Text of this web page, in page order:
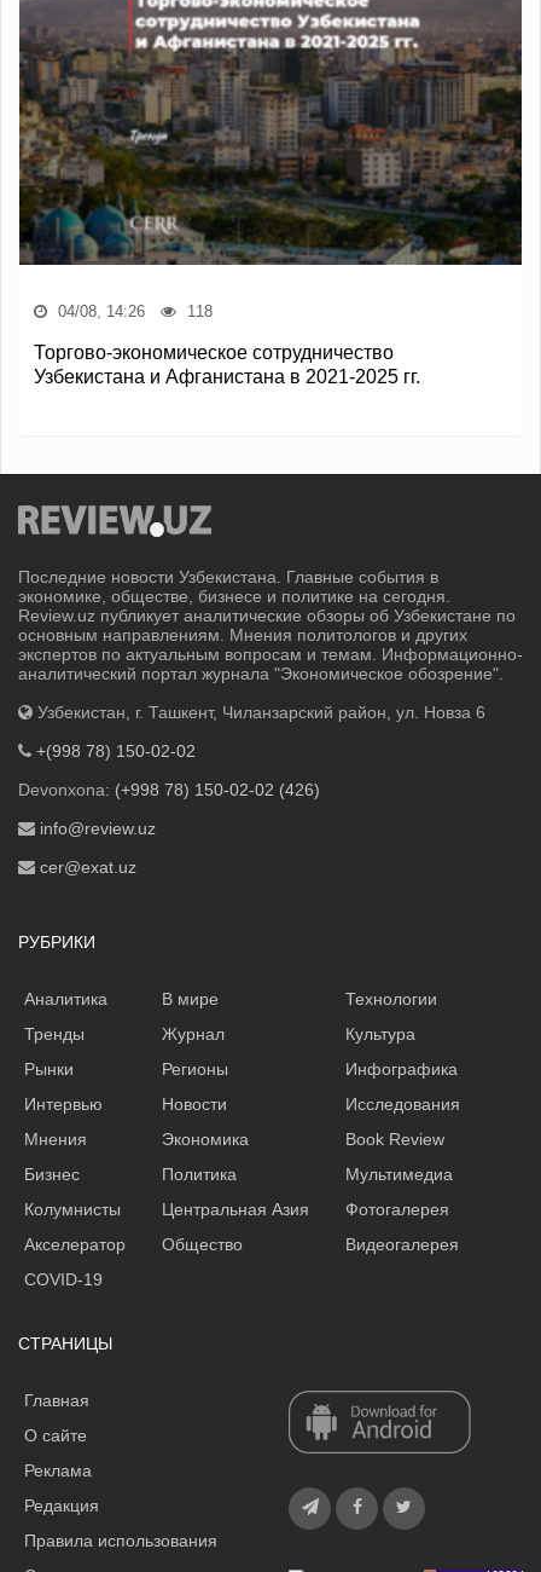
04/08, 14:26 118
Торгово-экономическое сотрудничество
Узбекистана и Афганистана в 2021-2025 гг.
Последние новости Узбекистана. Главные события в
экономике, обществе, бизнесе и политике на сегодня.
Review.uz публикует аналитические обзоры об Узбекистане по
основным направлениям. Мнения политологов и других
экспертов по актуальным вопросам и темам. Информационно-
аналитический портал журнала "Экономическое обозрение".
Узбекистан, г. Ташкент, Чиланзарский район, ул. Новза 6
+(998 78) 150-02-02
Devonxona: (+998 78) 150-02-02 (426)
info@review.uz
cer@exat.uz
РУБРИКИ
Аналитика
Тренды
Рынки
Интервью
Мнения
Бизнес
Колумнисты
Акселератор
В мире
Журнал
Регионы
Новости
Экономика
Политика
Центральная Азия
Общество
Технологии
Культура
Инфографика
Исследования
Book Review
Мультимедиа
Фотогалерея
Видеогалерея
COVID-19
СТРАНИЦЫ
Главная
О сайте
Реклама
Редакция
Правила использования